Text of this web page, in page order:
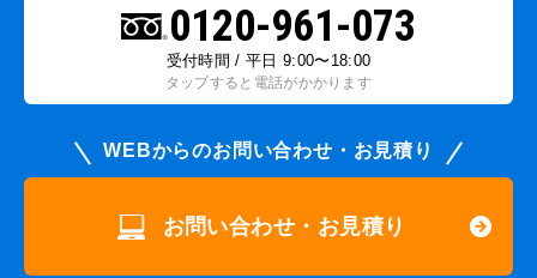
0120-961-073
受付時間 / 平日 9:00〜18:00
タップすると電話がかかります
WEBからのお問い合わせ・お見積り
お問い合わせ・お見積り